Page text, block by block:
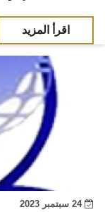
اقرأ المزيد
24 سبتمبر 2023